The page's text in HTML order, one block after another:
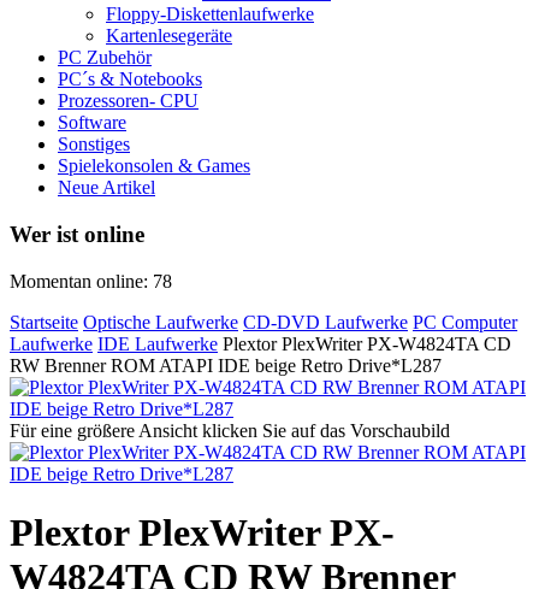
Floppy-Diskettenlaufwerke
Kartenlesegeräte
PC Zubehör
PC´s & Notebooks
Prozessoren- CPU
Software
Sonstiges
Spielekonsolen & Games
Neue Artikel
Wer ist online
Momentan online: 78
Startseite Optische Laufwerke CD-DVD Laufwerke PC Computer
Laufwerke IDE Laufwerke Plextor PlexWriter PX-W4824TA CD
RW Brenner ROM ATAPI IDE beige Retro Drive*L287
Für eine größere Ansicht klicken Sie auf das Vorschaubild
Plextor PlexWriter PX-
W4824TA CD RW Brenner